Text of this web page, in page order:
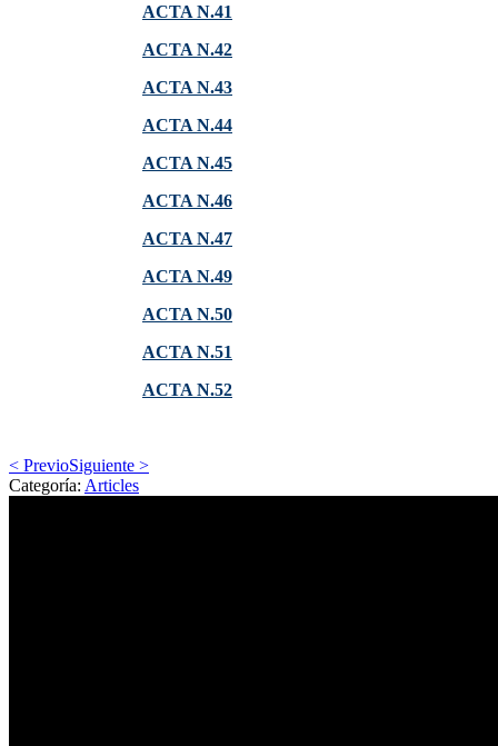
ACTA N.41
ACTA N.42
ACTA N.43
ACTA N.44
ACTA N.45
ACTA N.46
ACTA N.47
ACTA N.49
ACTA N.50
ACTA N.51
ACTA N.52
< PrevioSiguiente >
Categoría: Articles